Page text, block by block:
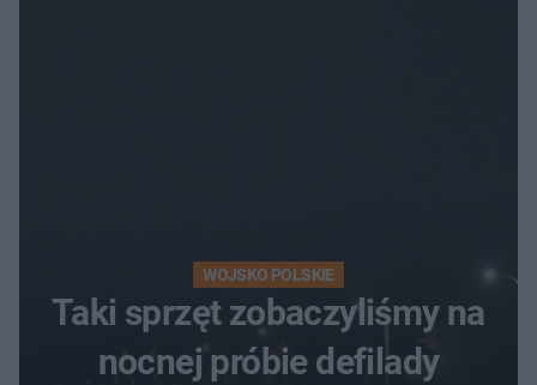
WOJSKO POLSKIE
Taki sprzęt zobaczyliśmy na
nocnej próbie defilady